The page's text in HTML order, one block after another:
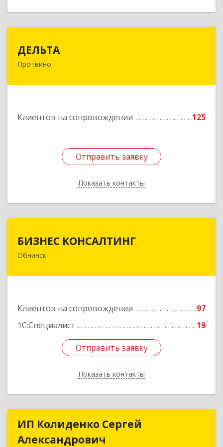
ДЕЛЬТА
Протвино
Клиентов на сопровождении 125
Отправить заявку
Показать контакты
Отправить заявку
Назад
БИЗНЕС КОНСАЛТИНГ
Обнинск
Клиентов на сопровождении
97
1С:Специалист
19
Отправить заявку
Показать контакты
249032, Калужская обл, Обнинск г, Курчатова ул,
Отправить заявку
Назад
ИП Колиденко Сергей
Александрович
ИП Колиденко Сергей